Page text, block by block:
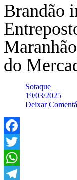
Brandão
do
Sotaque
19/03/2025
Deixar
Facebook
Twitter
WhatsApp